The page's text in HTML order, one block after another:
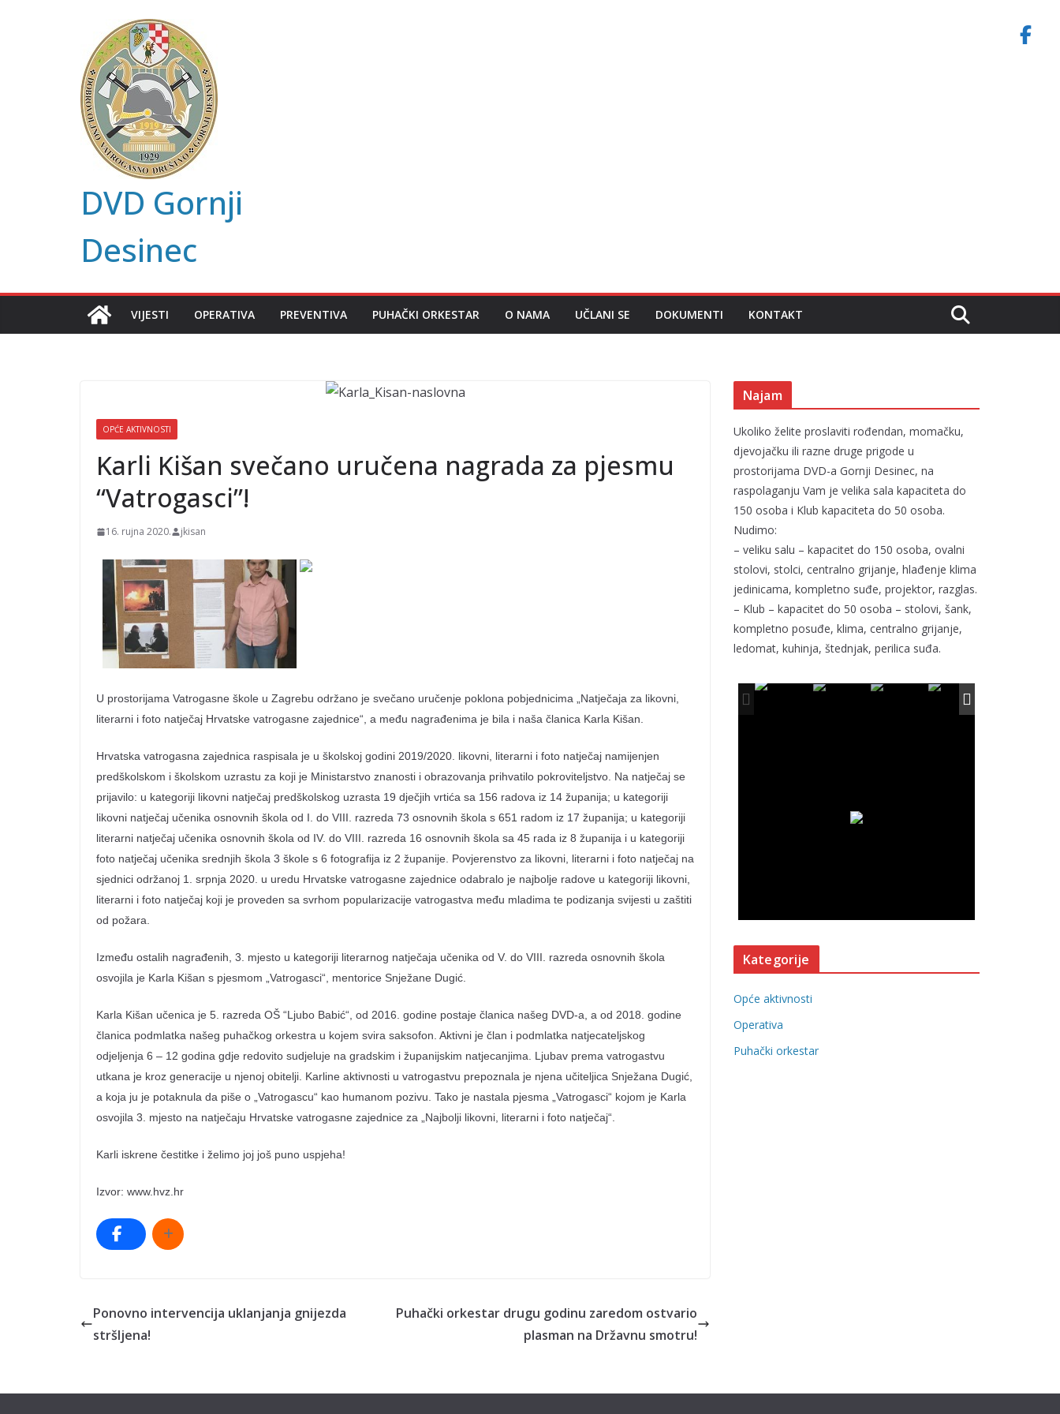
DVD Gornji
Desinec
VIJESTI OPERATIVA PREVENTIVA PUHAČKI ORKESTAR O NAMA UČLANI SE DOKUMENTI KONTAKT
OPĆE AKTIVNOSTI
Karli Kišan svečano uručena nagrada za pjesmu
“Vatrogasci”!
16. rujna 2020. jkisan
U prostorijama Vatrogasne škole u Zagrebu održano je svečano uručenje poklona pobjednicima „Natječaja za likovni,
literarni i foto natječaj Hrvatske vatrogasne zajednice“, a među nagrađenima je bila i naša članica Karla Kišan.
Hrvatska vatrogasna zajednica raspisala je u školskoj godini 2019/2020. likovni, literarni i foto natječaj namijenjen
predškolskom i školskom uzrastu za koji je Ministarstvo znanosti i obrazovanja prihvatilo pokroviteljstvo. Na natječaj se
prijavilo: u kategoriji likovni natječaj predškolskog uzrasta 19 dječjih vrtića sa 156 radova iz 14 županija; u kategoriji
likovni natječaj učenika osnovnih škola od I. do VIII. razreda 73 osnovnih škola s 651 radom iz 17 županija; u kategoriji
literarni natječaj učenika osnovnih škola od IV. do VIII. razreda 16 osnovnih škola sa 45 rada iz 8 županija i u kategoriji
foto natječaj učenika srednjih škola 3 škole s 6 fotografija iz 2 županije. Povjerenstvo za likovni, literarni i foto natječaj na
sjednici održanoj 1. srpnja 2020. u uredu Hrvatske vatrogasne zajednice odabralo je najbolje radove u kategoriji likovni,
literarni i foto natječaj koji je proveden sa svrhom popularizacije vatrogastva među mladima te podizanja svijesti u zaštiti
od požara.
Između ostalih nagrađenih, 3. mjesto u kategoriji literarnog natječaja učenika od V. do VIII. razreda osnovnih škola
osvojila je Karla Kišan s pjesmom „Vatrogasci“, mentorice Snježane Dugić.
Karla Kišan učenica je 5. razreda OŠ “Ljubo Babić“, od 2016. godine postaje članica našeg DVD-a, a od 2018. godine
članica podmlatka našeg puhačkog orkestra u kojem svira saksofon. Aktivni je član i podmlatka natjecateljskog
odjeljenja 6 – 12 godina gdje redovito sudjeluje na gradskim i županijskim natjecanjima. Ljubav prema vatrogastvu
utkana je kroz generacije u njenoj obitelji. Karline aktivnosti u vatrogastvu prepoznala je njena učiteljica Snježana Dugić,
a koja ju je potaknula da piše o „Vatrogascu“ kao humanom pozivu. Tako je nastala pjesma „Vatrogasci“ kojom je Karla
osvojila 3. mjesto na natječaju Hrvatske vatrogasne zajednice za „Najbolji likovni, literarni i foto natječaj“.
Karli iskrene čestitke i želimo joj još puno uspjeha!
Izvor: www.hvz.hr
Ponovno intervencija uklanjanja gnijezda
stršljena!
Puhački orkestar drugu godinu zaredom ostvario
plasman na Državnu smotru!
Najam
Ukoliko želite proslaviti rođendan, momačku,
djevojačku ili razne druge prigode u
prostorijama DVD-a Gornji Desinec, na
raspolaganju Vam je velika sala kapaciteta do
150 osoba i Klub kapaciteta do 50 osoba.
Nudimo:
– veliku salu – kapacitet do 150 osoba, ovalni
stolovi, stolci, centralno grijanje, hlađenje klima
jedinicama, kompletno suđe, projektor, razglas.
– Klub – kapacitet do 50 osoba – stolovi, šank,
kompletno posuđe, klima, centralno grijanje,
ledomat, kuhinja, štednjak, perilica suđa.
Kategorije
Opće aktivnosti
Operativa
Puhački orkestar